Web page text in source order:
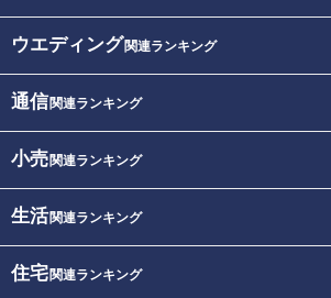
ウエディング関連ランキング
通信関連ランキング
小売関連ランキング
生活関連ランキング
住宅関連ランキング